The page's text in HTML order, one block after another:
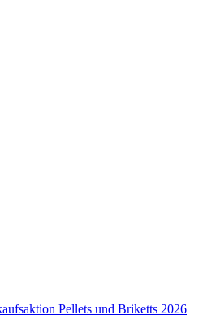
Pellets und Briketts 2026